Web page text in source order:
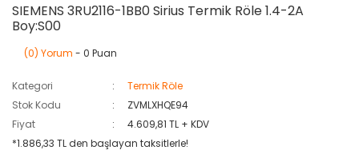
SIEMENS 3RU2116-1BB0 Sirius Termik Röle 1.4-2A
Boy:S00
(0) Yorum - 0 Puan
Kategori
Termik Röle
Stok Kodu
ZVMLXHQE94
Fiyat
4.609,81 TL + KDV
*1.886,33 TL den başlayan taksitlerle!